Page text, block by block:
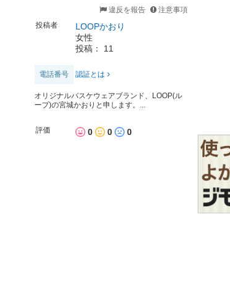
違反を報告
注意事項
投稿者
LOOPかおり
女性
投稿： 11
電話番号 認証とは
オリジナルバスケウェアブランド、LOOP(ル
ープ)の宮城かおりと申します。...
評価 0 0 0